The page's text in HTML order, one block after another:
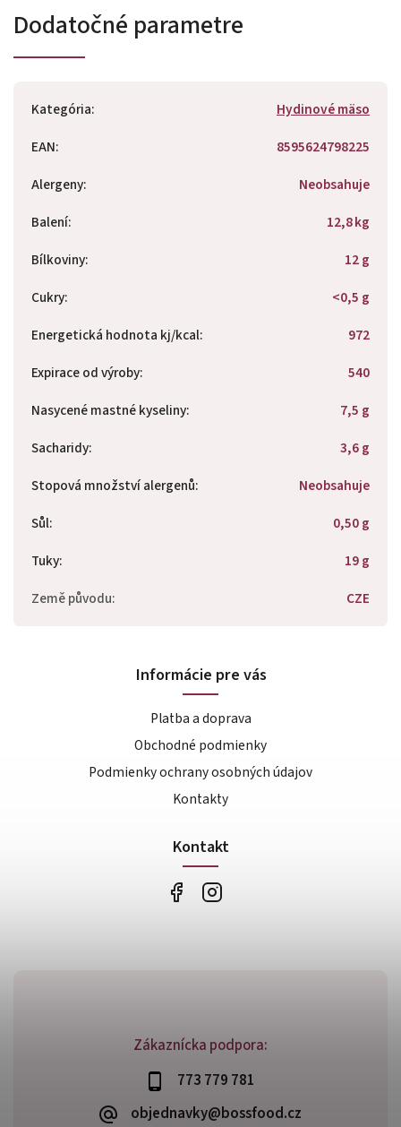
Dodatočné parametre
Kategória:
Hydinové mäso
EAN:
8595624798225
Alergeny:
Neobsahuje
Balení:
12,8 kg
Bílkoviny:
12 g
Cukry:
<0,5 g
Energetická hodnota kj/kcal:
972
Expirace od výroby:
540
Nasycené mastné kyseliny:
7,5 g
Sacharidy:
3,6 g
Stopová množství alergenů:
Neobsahuje
Sůl:
0,50 g
Tuky:
19 g
Země původu: CZE
Zákaznícka podpora:
773 779 781
objednavky@bossfood.cz
Informácie pre vás
Platba a doprava
Obchodné podmienky
Podmienky ochrany osobných údajov
Kontakty
Kontakt